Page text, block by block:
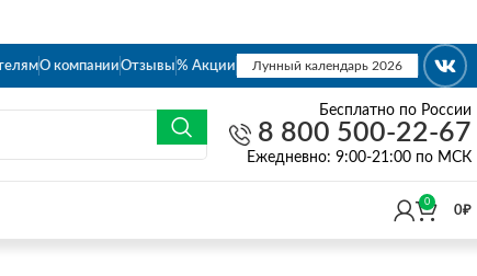
О компанииОтзывы% Акции Лунный календарь 2026
Бесплатно по России
8 800 500-22-67
Eжедневно: 9:00-21:00 по МСК
0
0₽